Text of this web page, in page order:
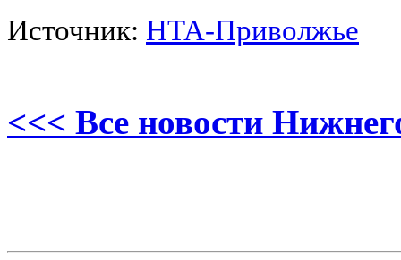
Источник: НТА-Приволжье
<<< Все новости